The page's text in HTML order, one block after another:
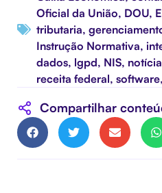
Oficial da União, DOU,
tributaria,
Instrução Normativa,
dados, lgpd, NIS, notícia
receita federal, software,
Compartilhar